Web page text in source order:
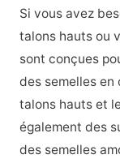
Si vous avez
talons hauts ou
sont conçues
des semelles en
talons hauts et
également des
des semelles